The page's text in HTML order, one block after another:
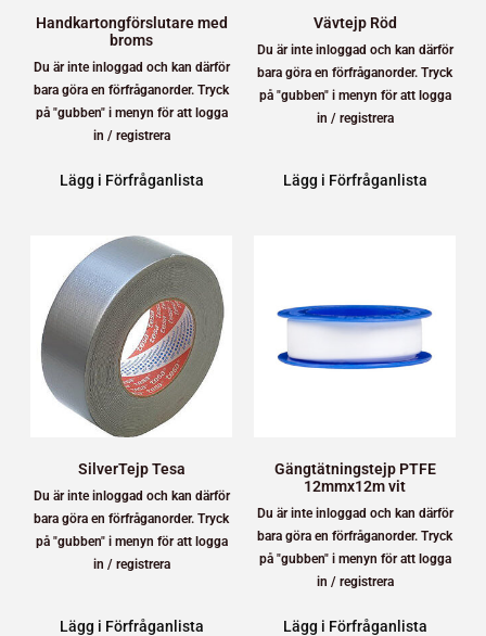
Handkartongförslutare med
broms
Du är inte inloggad och kan därför
bara göra en förfråganorder. Tryck
på "gubben" i menyn för att logga
in / registrera
Lägg i Förfråganlista
Vävtejp Röd
Du är inte inloggad och kan därför
bara göra en förfråganorder. Tryck
på "gubben" i menyn för att logga
in / registrera
Lägg i Förfråganlista
SilverTejp Tesa
Du är inte inloggad och kan därför
bara göra en förfråganorder. Tryck
på "gubben" i menyn för att logga
in / registrera
Lägg i Förfråganlista
Gängtätningstejp PTFE
12mmx12m vit
Du är inte inloggad och kan därför
bara göra en förfråganorder. Tryck
på "gubben" i menyn för att logga
in / registrera
Lägg i Förfråganlista